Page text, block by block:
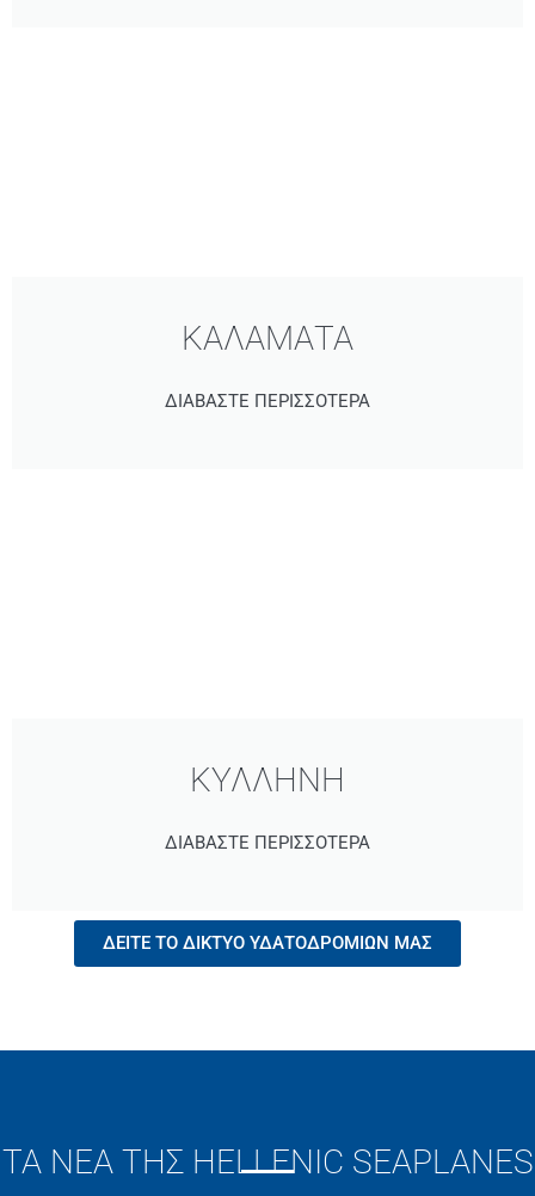
ΚΑΛΑΜΑΤΑ
ΔΙΑΒΑΣΤΕ ΠΕΡΙΣΣΟΤΕΡΑ
ΚΥΛΛΗΝΗ
ΔΙΑΒΑΣΤΕ ΠΕΡΙΣΣΟΤΕΡΑ
ΔΕΙΤΕ ΤΟ ΔΙΚΤΥΟ ΥΔΑΤΟΔΡΟΜΙΩΝ ΜΑΣ
ΤΑ ΝΕΑ ΤΗΣ HELLENIC SEAPLANES